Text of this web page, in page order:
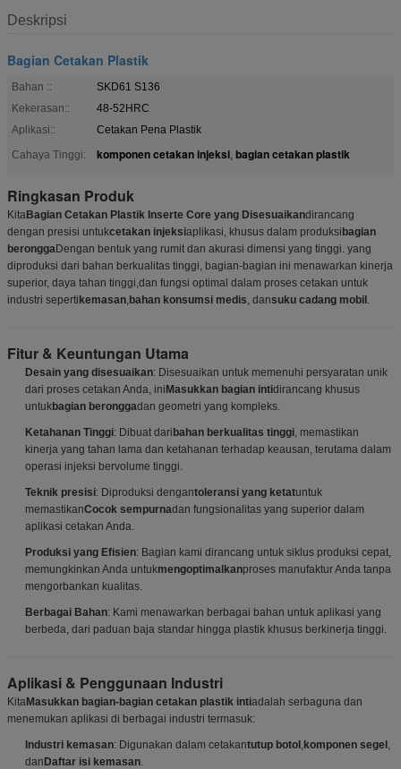
Deskripsi
Bagian Cetakan Plastik
Bahan ::
SKD61 S136
Kekerasan::
48-52HRC
Aplikasi::
Cetakan Pena Plastik
Cahaya Tinggi:
komponen cetakan injeksi, bagian cetakan plastik
Ringkasan Produk
KitaBagian Cetakan Plastik Inserte Core yang Disesuaikandirancang
dengan presisi untukcetakan injeksiaplikasi, khusus dalam produksibagian
beronggaDengan bentuk yang rumit dan akurasi dimensi yang tinggi. yang
diproduksi dari bahan berkualitas tinggi, bagian-bagian ini menawarkan kinerja
superior, daya tahan tinggi,dan fungsi optimal dalam proses cetakan untuk
industri sepertikemasan,bahan konsumsi medis, dansuku cadang mobil.
Fitur & Keuntungan Utama
Desain yang disesuaikan: Disesuaikan untuk memenuhi persyaratan unik
dari proses cetakan Anda, iniMasukkan bagian intidirancang khusus
untukbagian beronggadan geometri yang kompleks.
Ketahanan Tinggi: Dibuat daribahan berkualitas tinggi, memastikan
kinerja yang tahan lama dan ketahanan terhadap keausan, terutama dalam
operasi injeksi bervolume tinggi.
Teknik presisi: Diproduksi dengantoleransi yang ketatuntuk
memastikanCocok sempurnadan fungsionalitas yang superior dalam
aplikasi cetakan Anda.
Produksi yang Efisien: Bagian kami dirancang untuk siklus produksi cepat,
memungkinkan Anda untukmengoptimalkanproses manufaktur Anda tanpa
mengorbankan kualitas.
Berbagai Bahan: Kami menawarkan berbagai bahan untuk aplikasi yang
berbeda, dari paduan baja standar hingga plastik khusus berkinerja tinggi.
Aplikasi & Penggunaan Industri
KitaMasukkan bagian-bagian cetakan plastik intiadalah serbaguna dan
menemukan aplikasi di berbagai industri termasuk:
Industri kemasan: Digunakan dalam cetakantutup botol,komponen segel,
danDaftar isi kemasan.